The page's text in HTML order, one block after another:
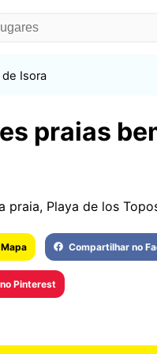
de Isora
praias
praia, Playa de los
Compartilhar no
Pinterest